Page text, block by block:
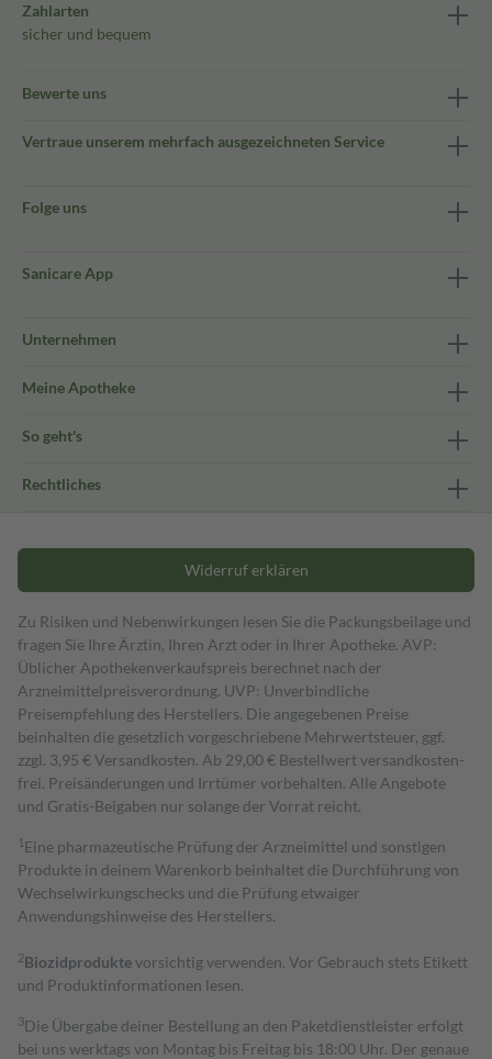
Zahlarten
sicher und bequem
Bewerte uns
Vertraue unserem mehrfach ausgezeichneten Service
Folge uns
Sanicare App
Unternehmen
Meine Apotheke
So geht's
Rechtliches
Widerruf erklären
Zu Risiken und Nebenwirkungen lesen Sie die Packungsbeilage und
fragen Sie Ihre Ärztin, Ihren Arzt oder in Ihrer Apotheke. AVP:
Üblicher Apothekenverkaufspreis berechnet nach der
Arzneimittelpreisverordnung. UVP: Unverbindliche
Preisempfehlung des Herstellers. Die angegebenen Preise
beinhalten die gesetzlich vorgeschriebene Mehrwertsteuer, ggf.
zzgl. 3,95 € Versandkosten. Ab 29,00 € Bestell­wert versand­kosten­
frei. Preisänderungen und Irrtümer vorbehalten. Alle Angebote
und Gratis-Beigaben nur solange der Vorrat reicht.
1 Eine pharmazeutische Prüfung der Arzneimittel und sonstigen
Produkte in deinem Warenkorb beinhaltet die Durchführung von
Wechselwirkungschecks und die Prüfung etwaiger
Anwendungshinweise des Herstellers.
2Biozidproduktevorsichtig verwenden. Vor Gebrauch stets Etikett
und Produktinformationen lesen.
3Die Übergabe deiner Bestellung an den Paketdienstleister erfolgt
bei uns werktags von Montag bis Freitag bis 18:00 Uhr. Der genaue